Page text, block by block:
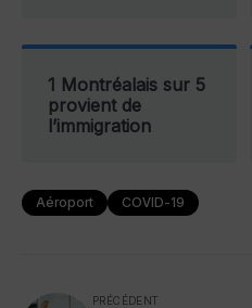
1 Montréalais sur 5
provient de
l’immigration
Aéroport COVID-19
PRÉCÉDENT